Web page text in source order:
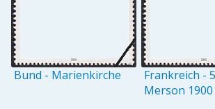
Bund - Marienkirche
Frankreich -
Merson 1900